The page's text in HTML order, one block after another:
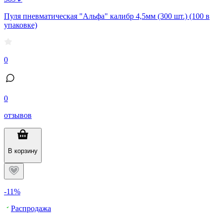
Пуля пневматическая "Альфа" калибр 4,5мм (300 шт.) (100 в
упаковке)
0
0
отзывов
В корзину
-11%
Распродажа